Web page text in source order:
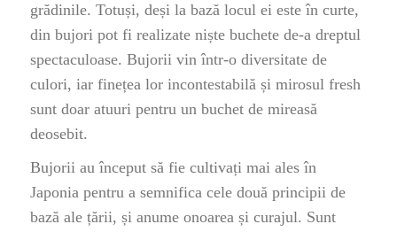
grădinile. Totuși, deși la bază locul ei este în curte,
din bujori pot fi realizate niște buchete de-a dreptul
spectaculoase. Bujorii vin într-o diversitate de
culori, iar finețea lor incontestabilă și mirosul fresh
sunt doar atuuri pentru un buchet de mireasă
deosebit.
Bujorii au început să fie cultivați mai ales în
Japonia pentru a semnifica cele două principii de
bază ale țării, și anume onoarea și curajul. Sunt